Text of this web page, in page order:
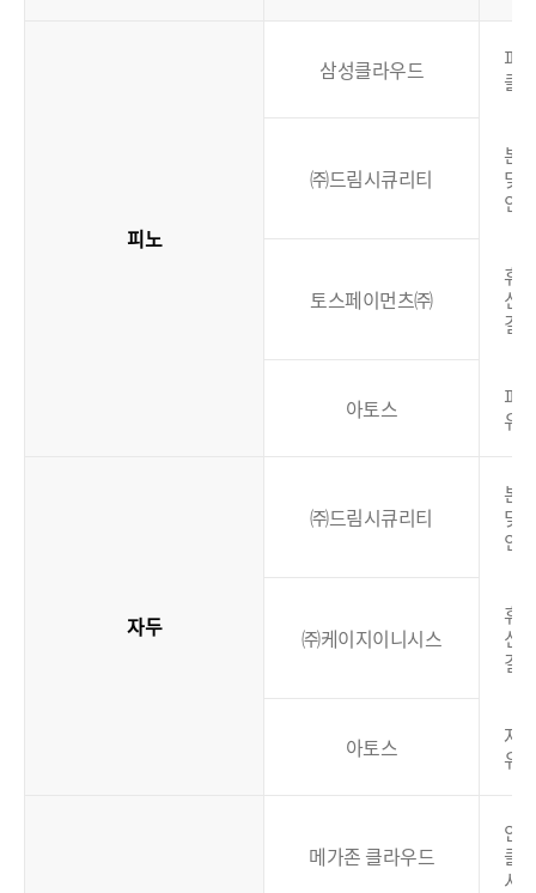
피노
삼성클라우드
피
클
㈜드림시큐리티
본
및
인
토스페이먼츠㈜
휴
신
결
아토스
피
유
자두
㈜드림시큐리티
본
및
인
㈜케이지이니시스
휴
신
결
아토스
자
유
메가존 클라우드
안
클
서